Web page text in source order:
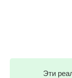
Эти